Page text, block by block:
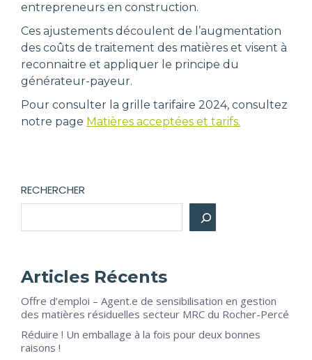
entrepreneurs en construction.
Ces ajustements découlent de l’augmentation
des coûts de traitement des matières et visent à
reconnaitre et appliquer le principe du
générateur-payeur.
Pour consulter la grille tarifaire 2024, consultez
notre page Matières acceptées et tarifs.
RECHERCHER
Articles Récents
Offre d’emploi – Agent.e de sensibilisation en gestion
des matières résiduelles secteur MRC du Rocher-Percé
Réduire ! Un emballage à la fois pour deux bonnes
raisons !